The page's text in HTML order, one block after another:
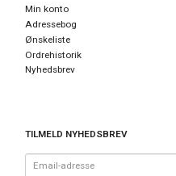
Min konto
Adressebog
Ønskeliste
Ordrehistorik
Nyhedsbrev
TILMELD NYHEDSBREV
adresse